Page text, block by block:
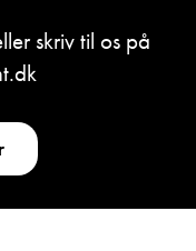
skriv til os på